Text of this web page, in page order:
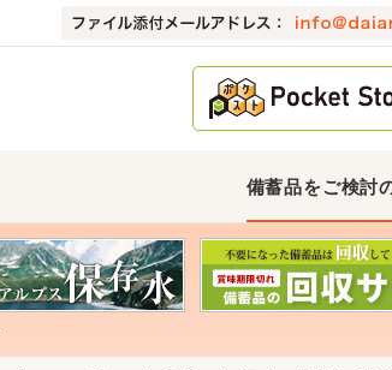
備蓄品をご検討